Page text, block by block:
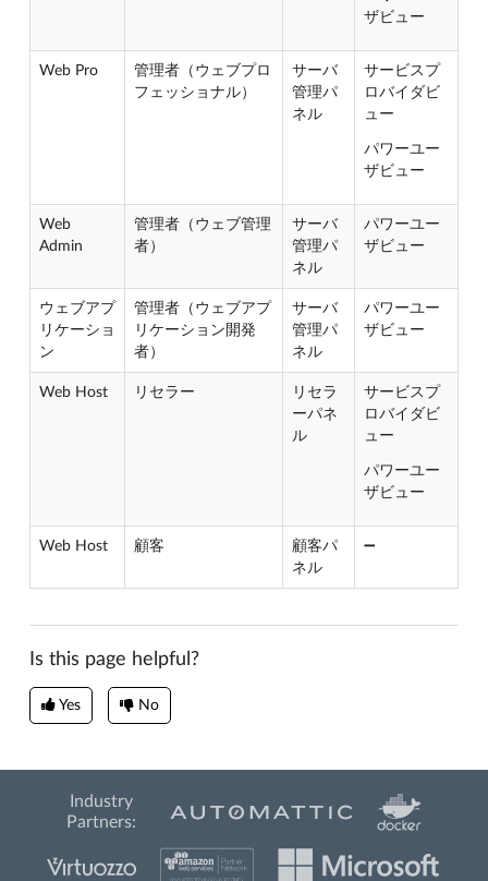
ザビュー
Web Pro
管理者（ウェブプロ
フェッショナル）
サーバ
管理パ
ネル
サービスプ
ロバイダビ
ュー
パワーユー
ザビュー
Web
Admin
管理者（ウェブ管理
者）
サーバ
管理パ
ネル
パワーユー
ザビュー
ウェブアプ
リケーショ
ン
管理者（ウェブアプ
リケーション開発
者）
サーバ
管理パ
ネル
パワーユー
ザビュー
Web Host リセラー
リセラ
ーパネ
ル
サービスプ
ロバイダビ
ュー
パワーユー
ザビュー
Web Host 顧客
顧客パ
ネル
➖
Is this page helpful?
Yes No
Industry
Partners: